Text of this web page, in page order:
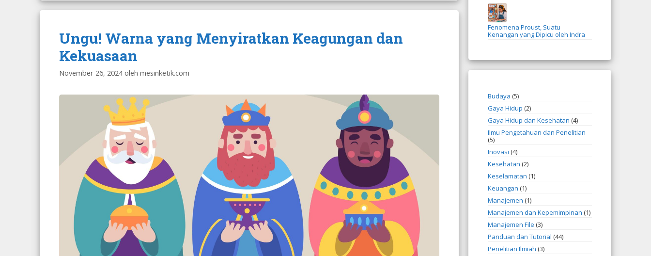
Ungu! Warna yang Menyiratkan Keagungan dan
Kekuasaan
November 26, 2024 oleh mesinketik.com
Fenomena Proust, Suatu
Kenangan yang Dipicu oleh Indra
Budaya (5)
Gaya Hidup (2)
Gaya Hidup dan Kesehatan (4)
Ilmu Pengetahuan dan Penelitian
(5)
Inovasi (4)
Kesehatan (2)
Keselamatan (1)
Keuangan (1)
Manajemen (1)
Manajemen dan Kepemimpinan (1)
Manajemen File (3)
Panduan dan Tutorial (44)
Penelitian Ilmiah (3)